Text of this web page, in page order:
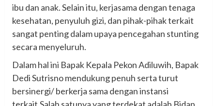
ibu dan anak. Selain itu, kerjasama dengan tenaga
kesehatan, penyuluh gizi, dan pihak-pihak terkait
sangat penting dalam upaya pencegahan stunting
secara menyeluruh.
Dalam hal ini Bapak Kepala Pekon Adiluwih, Bapak
Dedi Sutrisno mendukung penuh serta turut
bersinergi/ berkerja sama dengan instansi